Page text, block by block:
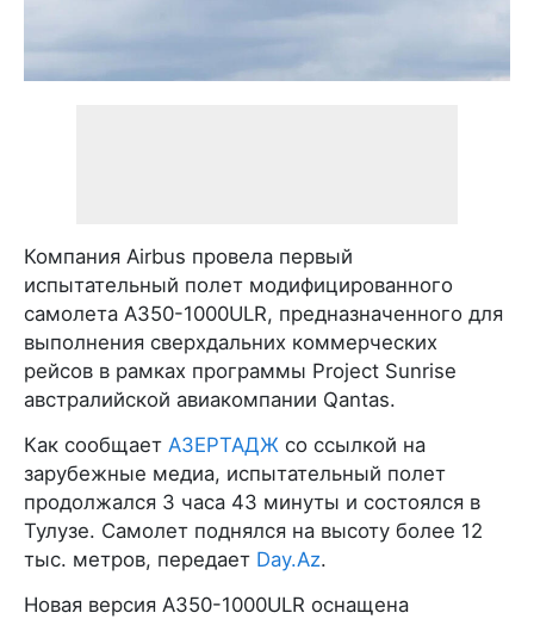
Компания Airbus провела первый
испытательный полет модифицированного
самолета A350-1000ULR, предназначенного для
выполнения сверхдальних коммерческих
рейсов в рамках программы Project Sunrise
австралийской авиакомпании Qantas.
Как сообщает АЗЕРТАДЖ со ссылкой на
зарубежные медиа, испытательный полет
продолжался 3 часа 43 минуты и состоялся в
Тулузе. Самолет поднялся на высоту более 12
тыс. метров, передает Day.Az.
Новая версия A350-1000ULR оснащена